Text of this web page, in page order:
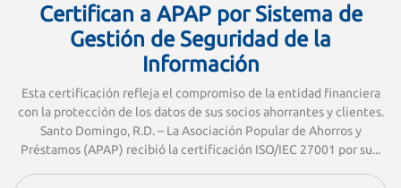
Certifican a APAP por Sistema de
Gestión de Seguridad de la
Información
Esta certificación refleja el compromiso de la entidad financiera
con la protección de los datos de sus socios ahorrantes y clientes.
Santo Domingo, R.D. – La Asociación Popular de Ahorros y
Préstamos (APAP) recibió la certificación ISO/IEC 27001 por su...